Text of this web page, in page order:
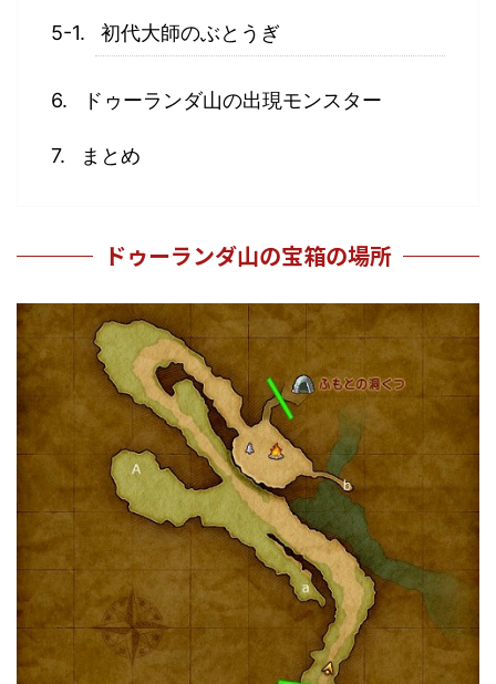
初代大師のぶとうぎ
ドゥーランダ山の出現モンスター
まとめ
ドゥーランダ山の宝箱の場所